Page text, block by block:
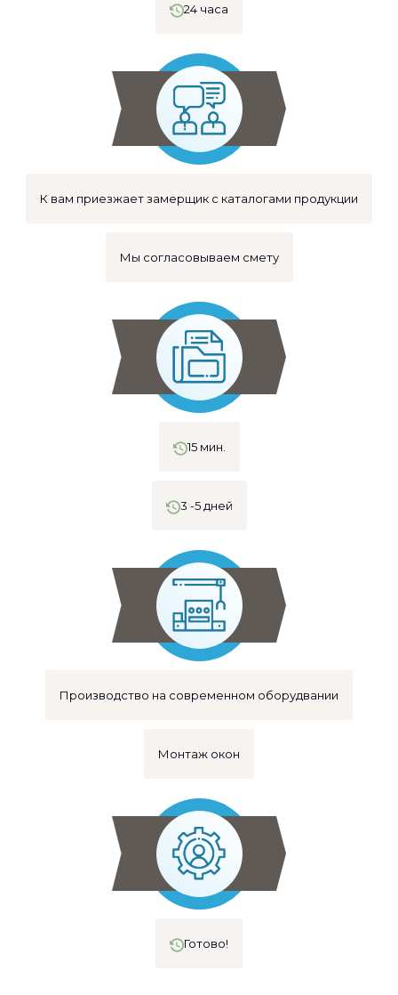
24 часа
К вам приезжает замерщик с каталогами продукции
Мы согласовываем смету
15 мин.
3 -5 дней
Производство на современном оборудвании
Монтаж окон
Готово!